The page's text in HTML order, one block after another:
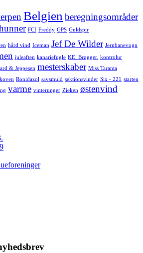
Belgien beregningsområder
FCI Freddy GPS Guldspir
hård vind Iceman Jef De Wilder Jernbanevogn
juleaften kanariefugle KE. Brøgger. kontrolur
& Jeppesen mesterskaber Miss Taranta
Ronidazol savsmuld sektionsvinder Six - 221
starten
varme vinterunger Zieken østenvind